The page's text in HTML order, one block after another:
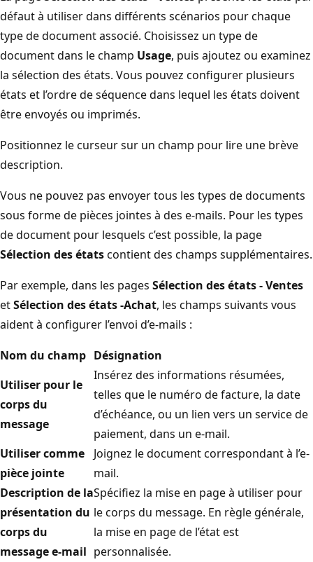
défaut à utiliser dans différents scénarios pour chaque
type de document associé. Choisissez un type de
document dans le champ Usage, puis ajoutez ou examinez
la sélection des états. Vous pouvez configurer plusieurs
états et l’ordre de séquence dans lequel les états doivent
être envoyés ou imprimés.
Positionnez le curseur sur un champ pour lire une brève
description.
Vous ne pouvez pas envoyer tous les types de documents
sous forme de pièces jointes à des e-mails. Pour les types
de document pour lesquels c’est possible, la page
Sélection des étatscontient des champs supplémentaires.
Par exemple, dans les pages Sélection des états - Ventes
etSélection des états -Achat, les champs suivants vous
aident à configurer l’envoi d’e-mails :
Nom du champ Désignation
Utiliser pour le
corps du
message
Insérez des informations résumées,
telles que le numéro de facture, la date
d’échéance, ou un lien vers un service de
paiement, dans un e-mail.
Utiliser comme
pièce jointe
Joignez le document correspondant à l’e-
mail.
Description de la
présentation du
corps du
message e-mail
Spécifiez la mise en page à utiliser pour
le corps du message. En règle générale,
la mise en page de l’état est
personnalisée.